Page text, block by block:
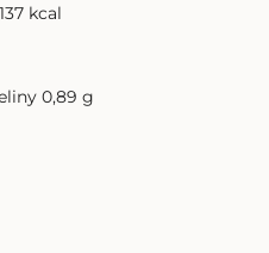
kcal
0,89 g